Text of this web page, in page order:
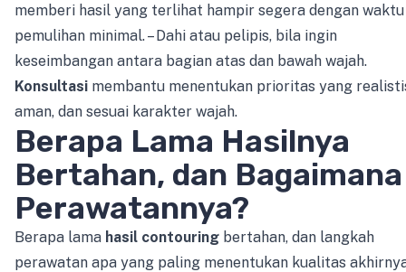
memberi hasil yang terlihat hampir segera dengan waktu
pemulihan minimal. – Dahi atau pelipis, bila ingin
keseimbangan antara bagian atas dan bawah wajah.
Konsultasi membantu menentukan prioritas yang
aman, dan sesuai karakter wajah.
Berapa Lama Hasilnya
Bertahan, dan Bagaimana
Perawatannya?
Berapa lama hasil contouring bertahan, dan langkah
perawatan apa yang paling menentukan kualitas